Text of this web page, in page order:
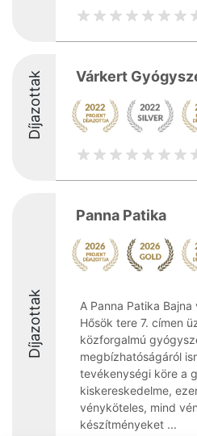
Díjazottak Várkert
Díjazottak
Panna Patika
A Panna Patika Bajna
Hősök tere 7. címen
közforgalmú
megbízhatóságáról
tevékenységi köre a
kiskereskedelme,
vényköteles, mind
készítményeket ...